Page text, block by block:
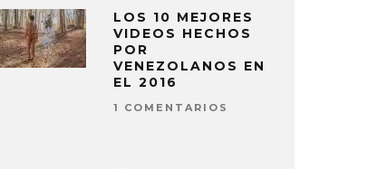
LOS 10 MEJORES
VIDEOS HECHOS
POR
VENEZOLANOS EN
EL 2016
1 COMENTARIOS